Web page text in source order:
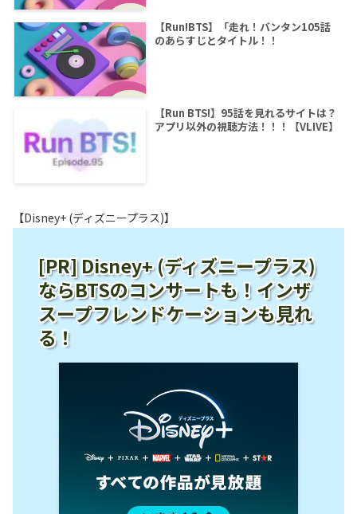
【Run!BTS】「走れ！バンタン105話
のあらすじとタイトル！！
【Run BTS!】95話を見れるサイトは？
アプリ以外の視聴方法！！！【VLIVE】
【Disney+ (ディズニープラス)】
[PR] Disney+ (ディズニープラス)
ならBTSのコンサートも！インザ
スープフレンドケーションも見れ
る！